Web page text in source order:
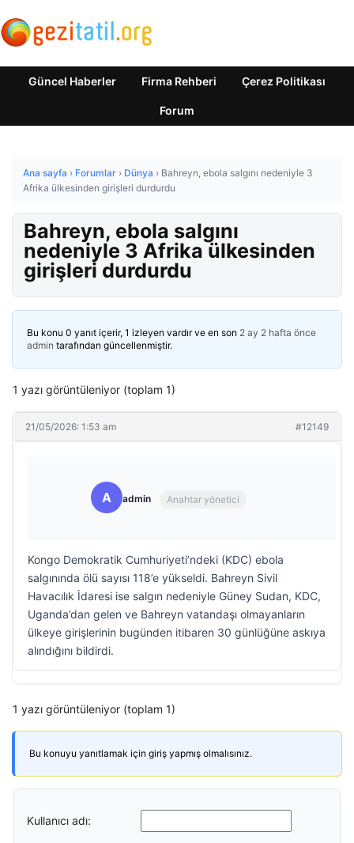
Güncel Haberler Firma Rehberi Çerez Politikası
Forum
Ana sayfa › Forumlar › Dünya › Bahreyn, ebola salgını nedeniyle 3
Afrika ülkesinden girişleri durdurdu
Bahreyn, ebola salgını
nedeniyle 3 Afrika ülkesinden
girişleri durdurdu
Bu konu 0 yanıt içerir, 1 izleyen vardır ve en son 2 ay 2 hafta önce
admin tarafından güncellenmiştir.
1 yazı görüntüleniyor (toplam 1)
21/05/2026: 1:53 am #12149
A admin Anahtar yönetici
Kongo Demokratik Cumhuriyeti’ndeki (KDC) ebola
salgınında ölü sayısı 118’e yükseldi. Bahreyn Sivil
Havacılık İdaresi ise salgın nedeniyle Güney Sudan, KDC,
Uganda’dan gelen ve Bahreyn vatandaşı olmayanların
ülkeye girişlerinin bugünden itibaren 30 günlüğüne askıya
alındığını bildirdi.
1 yazı görüntüleniyor (toplam 1)
Bu konuyu yanıtlamak için giriş yapmış olmalısınız.
Kullanıcı adı: